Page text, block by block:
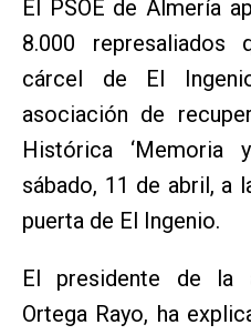
El PSOE de Almería
8.000
cárcel de El
asociación de
Histórica ‘Memoria
sábado, 11 de abril, a
puerta de El Ingenio.
El presidente de la
Ortega Rayo, ha